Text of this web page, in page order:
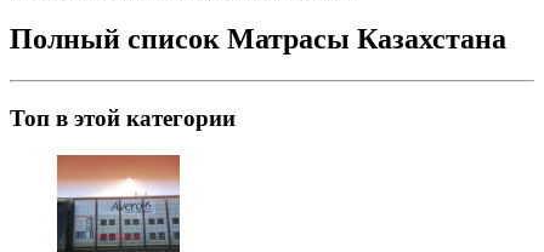
Полный список Матрасы Казахстана
Топ в этой категории